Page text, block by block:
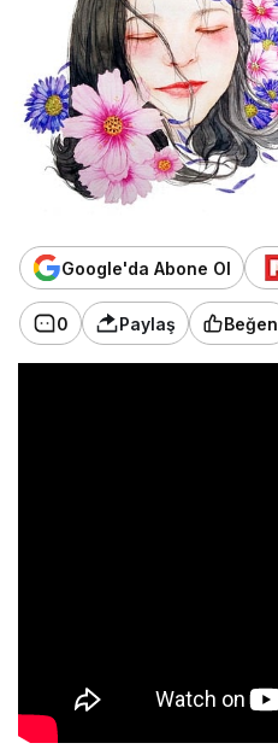
Google'da Abone Ol
0 Paylaş Beğen